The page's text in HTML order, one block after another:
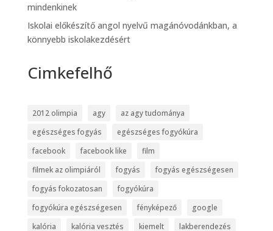
mindenkinek
Iskolai előkészítő angol nyelvű magánóvodánkban, a
könnyebb iskolakezdésért
Cimkefelhő
2012 olimpia agy
az agy tudománya
egészséges fogyás
egészséges fogyókúra
facebook
facebook like
film
filmek az olimpiáról
fogyás
fogyás egészségesen
fogyás fokozatosan
fogyókúra
fogyókúra egészségesen
fényképező
google
kalória
kalória vesztés kiemelt lakberendezés